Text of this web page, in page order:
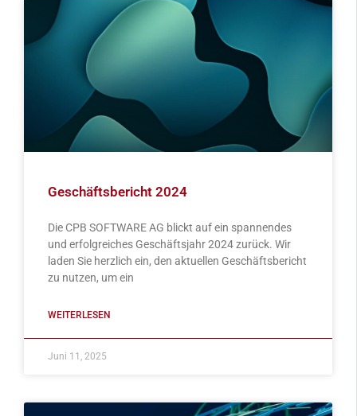
Geschäftsbericht 2024
Die CPB SOFTWARE AG blickt auf ein spannendes
und erfolgreiches Geschäftsjahr 2024 zurück. Wir
laden Sie herzlich ein, den aktuellen Geschäftsbericht
zu nutzen, um ein
WEITERLESEN
Juni 11, 2025